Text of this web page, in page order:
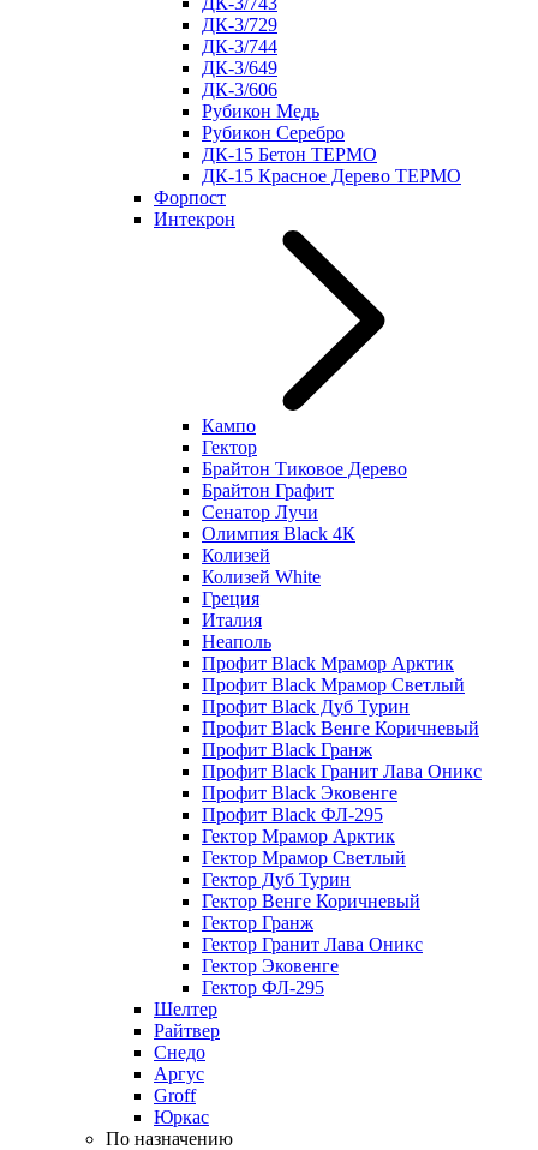
ДК-3/729
ДК-3/744
ДК-3/649
ДК-3/606
Рубикон Медь
Рубикон Серебро
ДК-15 Бетон ТЕРМО
ДК-15 Красное Дерево ТЕРМО
Форпост
Интекрон
Кампо
Гектор
Брайтон Тиковое Дерево
Брайтон Графит
Сенатор Лучи
Олимпия Black 4К
Колизей
Колизей White
Греция
Италия
Неаполь
Профит Black Мрамор Арктик
Профит Black Мрамор Светлый
Профит Black Дуб Турин
Профит Black Венге Коричневый
Профит Black Гранж
Профит Black Гранит Лава Оникс
Профит Black Эковенге
Профит Black ФЛ-295
Гектор Мрамор Арктик
Гектор Мрамор Светлый
Гектор Дуб Турин
Гектор Венге Коричневый
Гектор Гранж
Гектор Гранит Лава Оникс
Гектор Эковенге
Гектор ФЛ-295
Шелтер
Райтвер
Снедо
Аргус
Groff
Юркас
По назначению